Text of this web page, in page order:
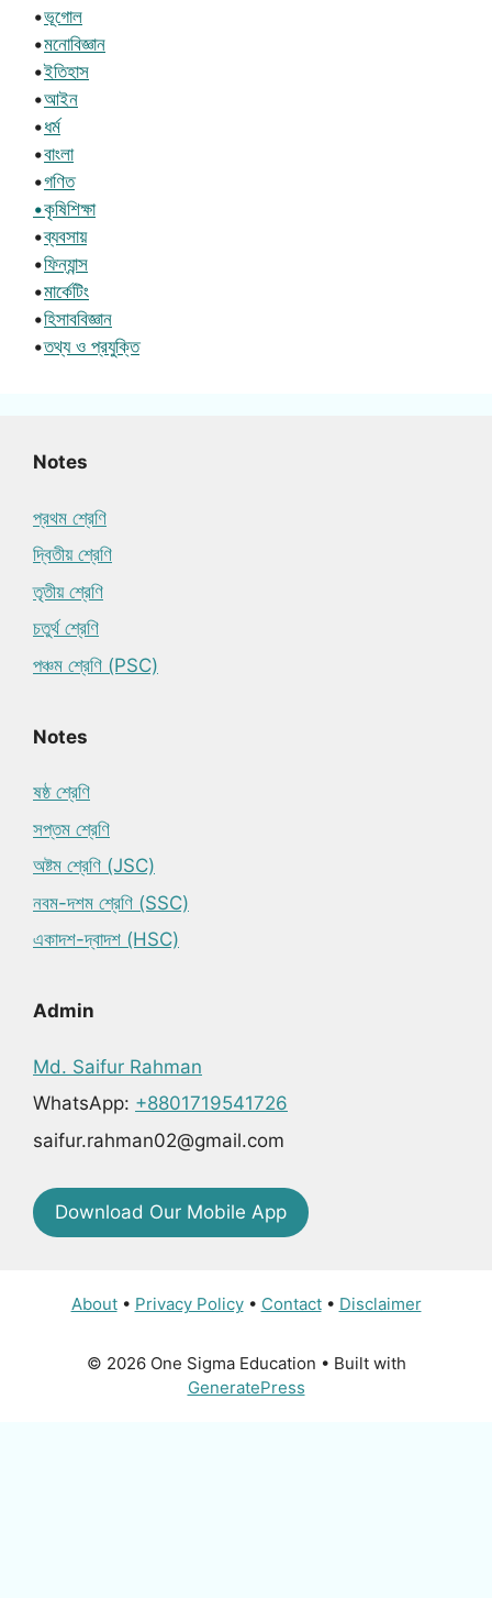
•ভূগোল
•মনোবিজ্ঞান
•ইতিহাস
•আইন
•ধর্ম
•বাংলা
•গণিত
•কৃষিশিক্ষা
•ব্যবসায়
•ফিন্যান্স
•মার্কেটিং
•হিসাববিজ্ঞান
•তথ্য ও প্রযুক্তি
Notes
প্রথম শ্রেণি
দ্বিতীয় শ্রেণি
তৃতীয় শ্রেণি
চতুর্থ শ্রেণি
পঞ্চম শ্রেণি (PSC)
Notes
ষষ্ঠ শ্রেণি
সপ্তম শ্রেণি
অষ্টম শ্রেণি (JSC)
নবম-দশম শ্রেণি (SSC)
একাদশ-দ্বাদশ (HSC)
Admin
Md. Saifur Rahman
WhatsApp: +8801719541726
saifur.rahman02@gmail.com
Download Our Mobile App
About• Privacy Policy• Contact• Disclaimer
© 2026 One Sigma Education • Built with
GeneratePress